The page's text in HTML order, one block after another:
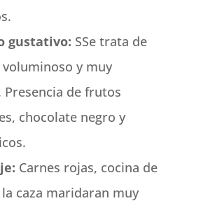
gustativo: SSe trata de
y muy
Presencia de frutos
chocolate negro y
Carnes rojas, cocina de
caza maridaran muy